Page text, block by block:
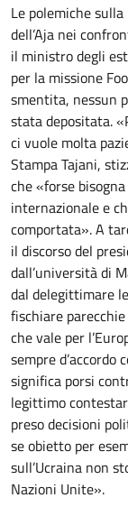
Le polemiche
dell’Aja nei
il ministro degli
per la missione
smentita, nessun
stata depositata.
ci vuole molta
Stampa Tajani,
che «forse
internazionale e
comportata». A
il discorso del
dall’università di
dal delegittimare
fischiare
che vale per
sempre
significa porsi
legittimo
preso decisioni
se obietto per
sull’Ucraina non
Nazioni Unite».